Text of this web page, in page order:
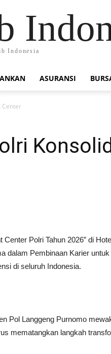
Indonesia
ASURANSI
Center
Polri Tahun 2026” di
Pembinaan Karier
di seluruh Indonesia.
Pol Langgeng Purnomo
mematangkan langkah